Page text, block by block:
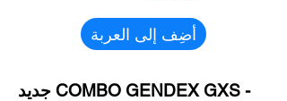
أضِف إلى العربة
جديد COMBO GENDEX GXS -